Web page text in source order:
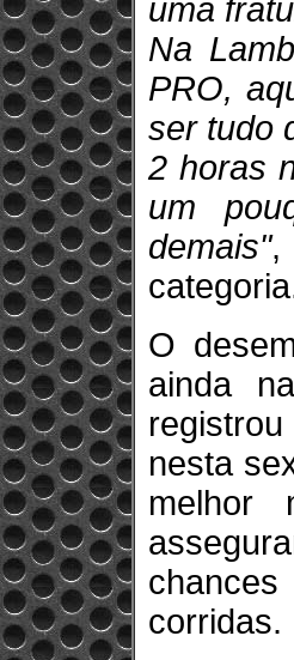
uma
Na
PRO,
ser tudo
2 horas
um
demais",
O
ainda
nesta
melhor
corridas.